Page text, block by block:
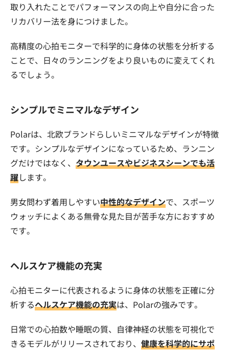
取り入れたことでパフォーマンスの向上や自分に合った
リカバリー法を身につけました。
高精度の心拍モニターで科学的に身体の状態を分析する
ことで、日々のランニングをより良いものに変えてくれ
るでしょう。
シンプルでミニマルなデザイン
Polarは、北欧ブランドらしいミニマルなデザインが特徴
です。シンプルなデザインになっているため、ランニン
グだけではなく、 タウンユースやビジネスシーンでも活
躍します。
男女問わず着用しやすい中性的なデザインで、スポーツ
ウォッチによくある無骨な見た目が苦手な方におすすめ
です。
ヘルスケア機能の充実
心拍モニターに代表されるように身体の状態を正確に分
析するヘルスケア機能の充実は、Polarの強みです。
日常での心拍数や睡眠の質、自律神経の状態を可視化で
きるモデルがリリースされており、 健康を科学的にサポ